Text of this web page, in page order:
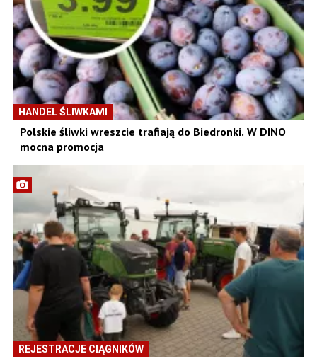
HANDEL ŚLIWKAMI
Polskie śliwki wreszcie trafiają do Biedronki. W DINO
mocna promocja
REJESTRACJE CIĄGNIKÓW